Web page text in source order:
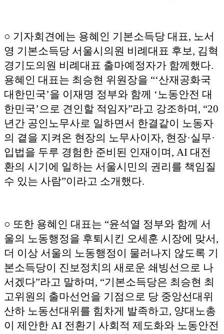
○ 기자회견에는 용혜인 기본소득당 대표, 노서
영 기본소득당 서울시의원 비례대표 후보, 김혁
경기도의원 비례대표 출마예정자가 함께했다.
용혜인 대표는 최승현 위원장을 “‘산재공화국
대한민국’을 이재명 정부와 함께 ‘노동안전 대
한민국’으로 견인할 적임자”라고 강조하며, “20
년간 공인노무사로 일하면서 한결같이 노동자
의 곁을 지켜온 현장의 노무사이자, 현장·실무·
입법을 두루 경험한 준비된 인재이며, AI 대전
환의 시기에 일하는 서울시민의 권리를 책임질
수 있는 사람”이라고 소개했다.
○ 또한 용혜인 대표는 “윤석열 정부와 함께 서
울의 노동행정을 후퇴시킨 오세훈 시장에 맞서,
더 이상 서울의 노동행정이 물러나지 않도록 기
본소득당이 진보정치의 새로운 쇄빙선으로 나
서겠다”라고 말하며, “기본소득당은 최승현 최
고위원의 출마선언을 기점으로 당 중앙선대위
산하 노동선대위를 힘차게 발족하고, 양대노총
이 제안한 AI 전환기 사회적 제도화와 노동안전